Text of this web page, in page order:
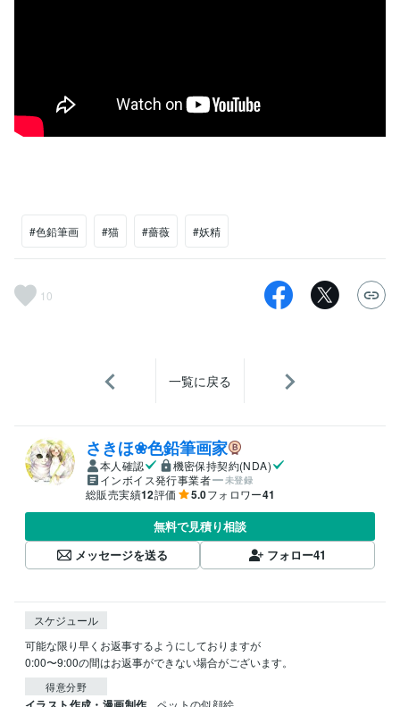
#色鉛筆画 #猫 #薔薇 #妖精
10
一覧に戻る
さきほ❀色鉛筆画家
本人確認
機密保持契約(NDA)
インボイス発行事業者
未登録
総販売実績12評価 5.0フォロワー41
無料で見積り相談
メッセージを送る
フォロー41
スケジュール
可能な限り早くお返事するようにしておりますが
0:00〜9:00の間はお返事ができない場合がございます。
得意分野
ペットの似顔絵